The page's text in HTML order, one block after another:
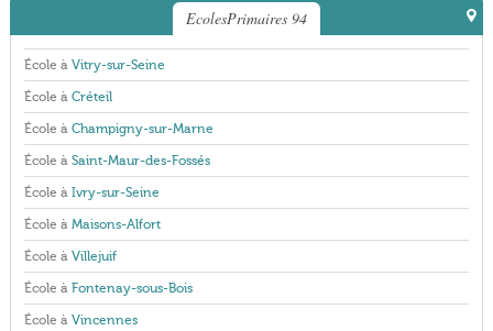
EcolesPrimaires 94
École à Vitry-sur-Seine
École à Créteil
École à Champigny-sur-Marne
École à Saint-Maur-des-Fossés
École à Ivry-sur-Seine
École à Maisons-Alfort
École à Villejuif
École à Fontenay-sous-Bois
École à Vincennes